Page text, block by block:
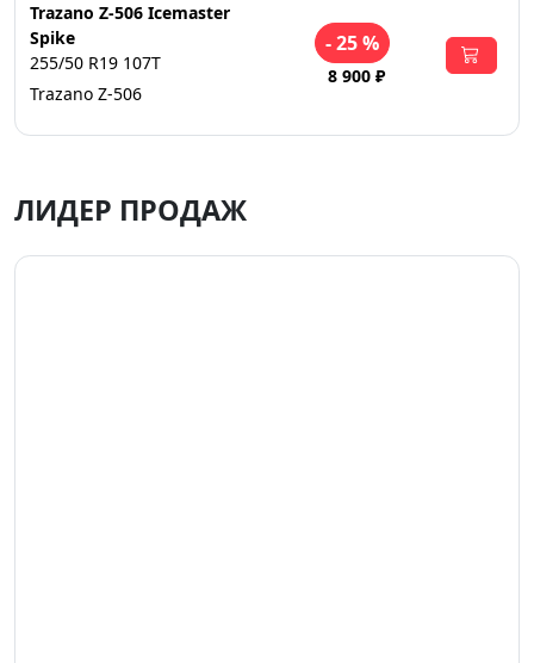
Trazano Z-506 Icemaster
Spike
255/50 R19 107T
Trazano Z-506
- 25 %
8 900 ₽
ЛИДЕР ПРОДАЖ